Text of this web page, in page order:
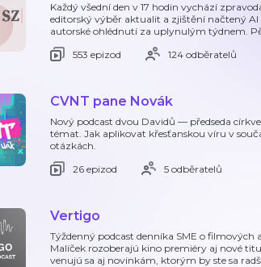
Každý všední den v 17 hodin vychází
editorský výběr aktualit a zjištění načtený
autorské ohlédnutí za uplynulým týdnem.
553 epizod
124 odběratelů
CVNT pane Novák
Nový podcast dvou Davidů — předseda
témat. Jak aplikovat křesťanskou víru v
otázkách.
26 epizod
5 odběratelů
Vertigo
Týždenný podcast denníka SME o
Malíček rozoberajú kino premiéry aj nové
venujú sa aj novinkám, ktorým by ste sa